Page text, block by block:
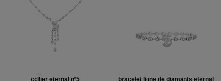
collier eternal n°5 bracelet ligne de diamants eternal